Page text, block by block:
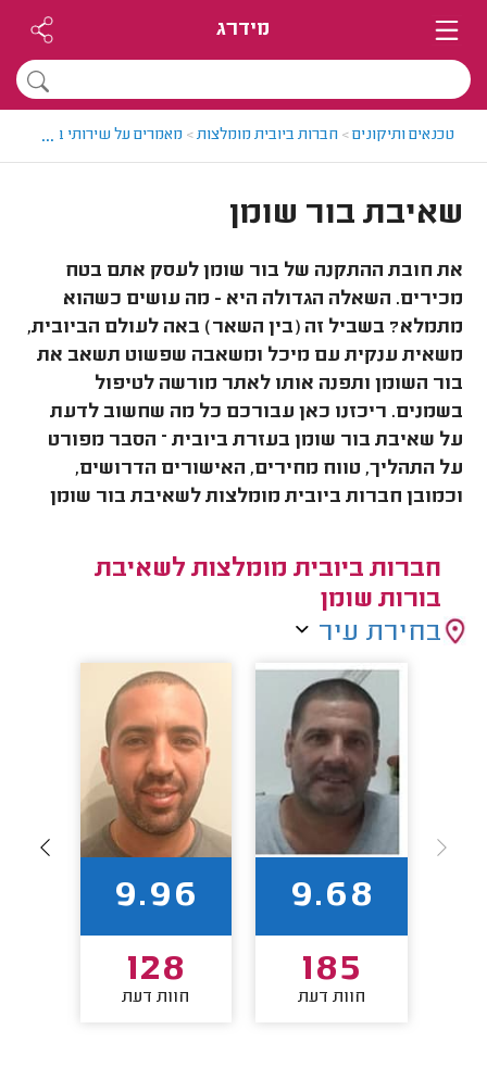
מידרג
טכנאים ותיקונים> חברות ביובית מומלצות> מאמרים על שירותי ביובית
...
שאיבת בור שומן
את חובת ההתקנה של בור שומן לעסק אתם בטח
מכירים. השאלה הגדולה היא - מה עושים כשהוא
מתמלא? בשביל זה (בין השאר) באה לעולם הביובית,
משאית ענקית עם מיכל ומשאבה שפשוט תשאב את
בור השומן ותפנה אותו לאתר מורשה לטיפול
בשמנים. ריכזנו כאן עבורכם כל מה שחשוב לדעת
על שאיבת בור שומן בעזרת ביובית – הסבר מפורט
על התהליך, טווח מחירים, האישורים הדרושים,
וכמובן חברות ביובית מומלצות לשאיבת בור שומן
חברות ביובית מומלצות לשאיבת
בורות שומן
בחירת עיר
9.68
185
חוות דעת
9.96
128
חוות דעת